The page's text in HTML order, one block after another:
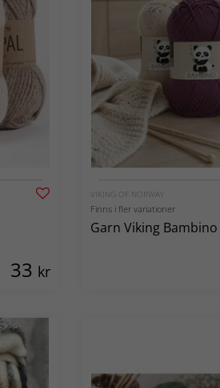
33 kr
VIKING OF NORWAY
Finns i fler variationer
Garn Viking Bambino